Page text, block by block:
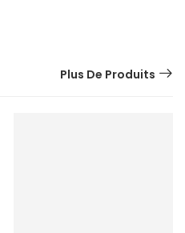
Plus De Produits